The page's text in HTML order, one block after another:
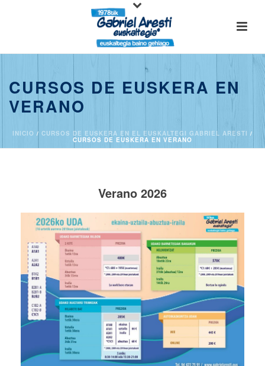
CURSOS DE EUSKERA EN
VERANO
INICIO / CURSOS DE EUSKERA EN EL EUSKALTEGI GABRIEL ARESTI /
CURSOS DE EUSKERA EN VERANO
Verano 2026